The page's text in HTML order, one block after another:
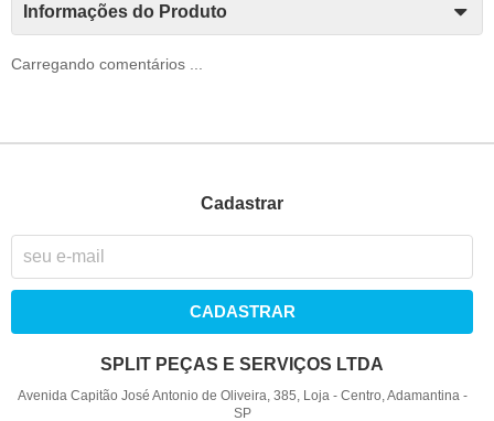
Informações do Produto
Carregando comentários ...
Cadastrar
CADASTRAR
SPLIT PEÇAS E SERVIÇOS LTDA
Avenida Capitão José Antonio de Oliveira, 385, Loja- Centro, Adamantina-
SP